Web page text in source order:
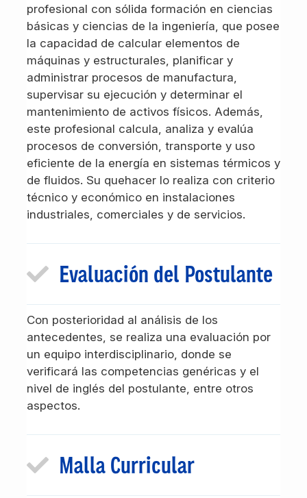
profesional con sólida formación en ciencias
básicas y ciencias de la ingeniería, que posee
la capacidad de calcular elementos de
máquinas y estructurales, planificar y
administrar procesos de manufactura,
supervisar su ejecución y determinar el
mantenimiento de activos físicos. Además,
este profesional calcula, analiza y evalúa
procesos de conversión, transporte y uso
eficiente de la energía en sistemas térmicos y
de fluidos. Su quehacer lo realiza con criterio
técnico y económico en instalaciones
industriales, comerciales y de servicios.
Evaluación del Postulante
Con posterioridad al análisis de los
antecedentes, se realiza una evaluación por
un equipo interdisciplinario, donde se
verificará las competencias genéricas y el
nivel de inglés del postulante, entre otros
aspectos.
Malla Curricular